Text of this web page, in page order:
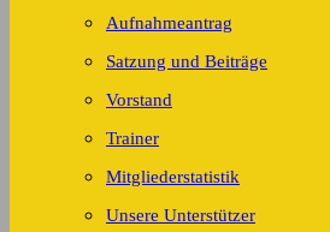
Aufnahmeantrag
Satzung und Beiträge
Vorstand
Trainer
Mitgliederstatistik
Unsere Unterstützer